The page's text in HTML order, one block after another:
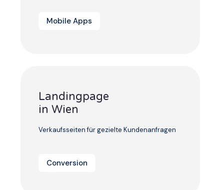
Mobile Apps
Landingpage
in Wien
Verkaufsseiten für gezielte Kundenanfragen
Conversion